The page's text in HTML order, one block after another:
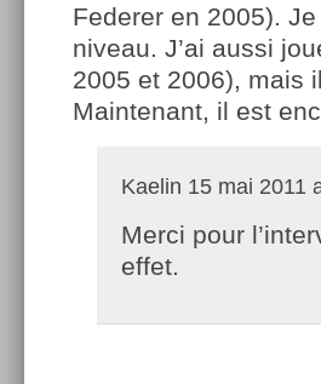
Federer en 2005).
niveau. J’ai aussi
2005 et 2006), mais
Maintenant, il est
Kaelin 15 mai 2011
Merci pour
effet.